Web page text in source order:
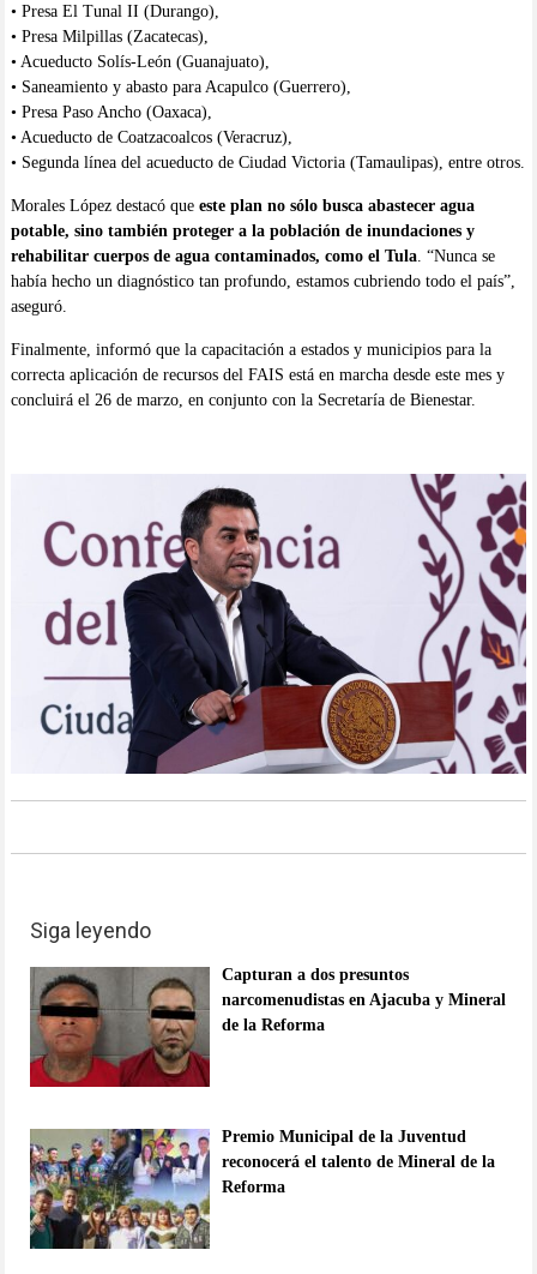
• Presa El Tunal II (Durango),
• Presa Milpillas (Zacatecas),
• Acueducto Solís-León (Guanajuato),
• Saneamiento y abasto para Acapulco (Guerrero),
• Presa Paso Ancho (Oaxaca),
• Acueducto de Coatzacoalcos (Veracruz),
• Segunda línea del acueducto de Ciudad Victoria (Tamaulipas), entre otros.
Morales López destacó que este plan no sólo busca abastecer agua
potable, sino también proteger a la población de inundaciones y
rehabilitar cuerpos de agua contaminados, como el Tula. “Nunca se
había hecho un diagnóstico tan profundo, estamos cubriendo todo el país”,
aseguró.
Finalmente, informó que la capacitación a estados y municipios para la
correcta aplicación de recursos del FAIS está en marcha desde este mes y
concluirá el 26 de marzo, en conjunto con la Secretaría de Bienestar.
Siga leyendo
Capturan a dos presuntos
narcomenudistas en Ajacuba y Mineral
de la Reforma
Premio Municipal de la Juventud
reconocerá el talento de Mineral de la
Reforma